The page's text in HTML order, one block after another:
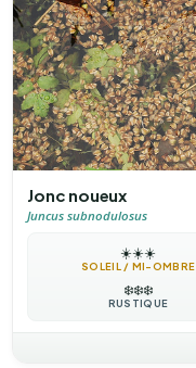
Jonc noueux
Juncus subnodulosus
☀️☀️☀️
SOLEIL / MI-OMBRE
❄️❄️❄️
RUSTIQUE